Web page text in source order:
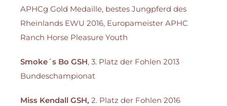
APHCg Gold Medaille, bestes Jungpferd des
Rheinlands EWU 2016, Europameister APHC
Ranch Horse Pleasure Youth
Smoke´s Bo GSH, 3. Platz der Fohlen 2013
Bundeschampionat
Miss Kendall GSH, 2. Platz der Fohlen 2016